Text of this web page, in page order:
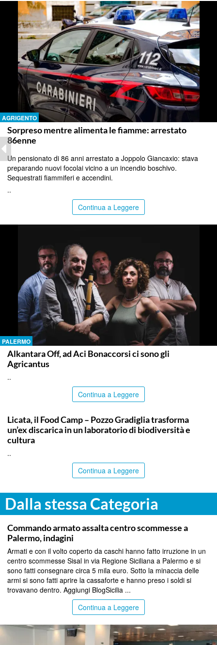
AGRIGENTO
Sorpreso mentre alimenta le fiamme: arrestato
86enne
Un pensionato di 86 anni arrestato a Joppolo Giancaxio: stava
preparando nuovi focolai vicino a un incendio boschivo.
Sequestrati fiammiferi e accendini.
..
Continua a Leggere
PALERMO
Alkantara Off, ad Aci Bonaccorsi ci sono gli
Agricantus
..
Continua a Leggere
Licata, il Food Camp – Pozzo Gradiglia trasforma
un’ex discarica in un laboratorio di biodiversità e
cultura
..
Continua a Leggere
Dalla stessa Categoria
PALERMO
Commando armato assalta centro scommesse a
Palermo, indagini
Armati e con il volto coperto da caschi hanno fatto irruzione in un
centro scommesse Sisal in via Regione Siciliana a Palermo e si
sono fatti consegnare circa 5 mila euro. Sotto la minaccia delle
armi si sono fatti aprire la cassaforte e hanno preso i soldi si
trovavano dentro. Aggiungi BlogSicilia ...
Continua a Leggere